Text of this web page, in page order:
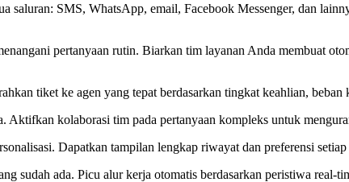
saluran: SMS, WhatsApp, email, Facebook Messenger, dan
pertanyaan rutin. Biarkan tim layanan Anda membuat
tiket ke agen yang tepat berdasarkan tingkat keahlian, beban
Aktifkan kolaborasi tim pada pertanyaan kompleks untuk
Dapatkan tampilan lengkap riwayat dan preferensi setiap
sudah ada. Picu alur kerja otomatis berdasarkan peristiwa real-